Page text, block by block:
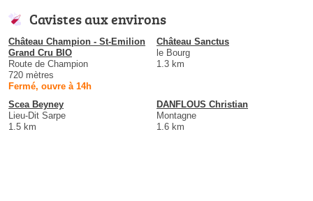
Cavistes aux environs
Château Champion - St-Emilion
Grand Cru BIO
Route de Champion
720 mètres
Fermé, ouvre à 14h
Château Sanctus
le Bourg
1.3 km
Scea Beyney
Lieu-Dit Sarpe
1.5 km
DANFLOUS Christian
Montagne
1.6 km